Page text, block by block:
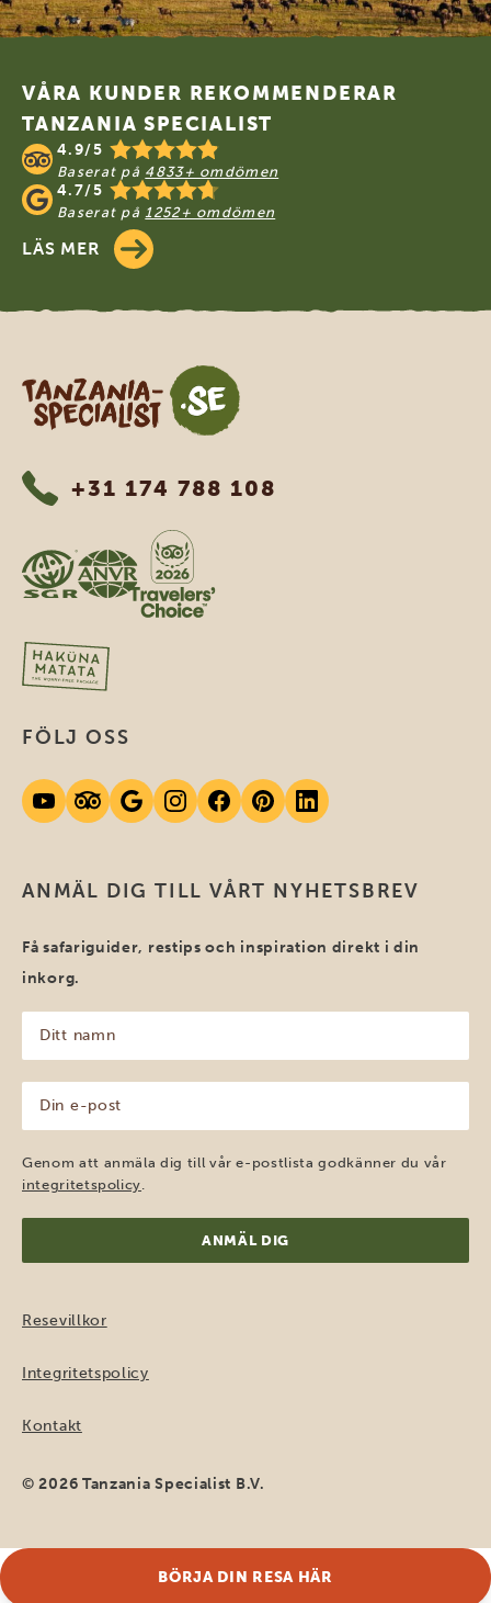
Footer
VÅRA KUNDER REKOMMENDERAR
TANZANIA SPECIALIST
4.9/5
Baserat på 4833+ omdömen
4.7/5
Baserat på 1252+ omdömen
LÄS MER
Tanzania Specialist
+31 174 788 108
ANMÄL DIG TILL VÅRT NYHETSBREV
Få safariguider, restips och inspiration direkt i din
inkorg.
namn
(Obligatoriskt)
post
(Obligatoriskt)
Genom att anmäla dig till vår e-postlista godkänner du vår
integritetspolicy
FÖLJ OSS
Resevillkor
Integritetspolicy
Kontakt
© 2026 Tanzania Specialist B.V.
BÖRJA DIN RESA HÄR